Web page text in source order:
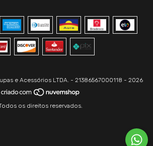
e Acessórios LTDA. - 21386567000118 - 2026
os direitos reservados.